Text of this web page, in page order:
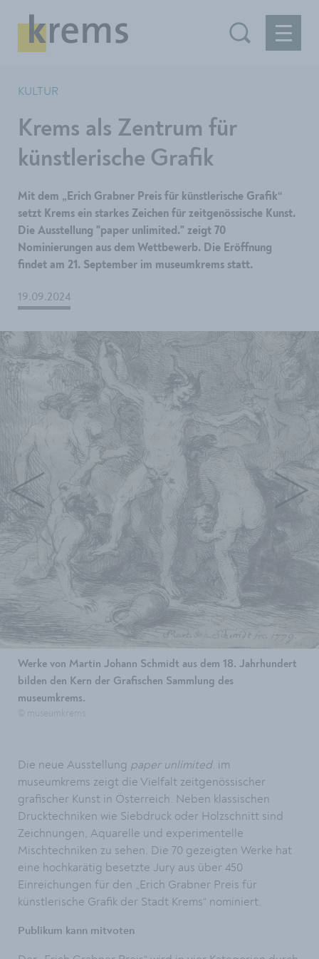
KULTUR
Krems als Zentrum für
künstlerische Grafik
Mit dem „Erich Grabner Preis für künstlerische Grafik“
setzt Krems ein starkes Zeichen für zeitgenössische Kunst.
Die Ausstellung "paper unlimited." zeigt 70
Nominierungen aus dem Wettbewerb. Die Eröffnung
findet am 21. September im museumkrems statt.
19.09.2024
Werke von Martin Johann Schmidt aus dem 18. Jahrhundert
bilden den Kern der Grafischen Sammlung des
museumkrems.
Die neue Ausstellung paper unlimited. im
museumkrems zeigt die Vielfalt zeitgenössischer
grafischer Kunst in Österreich. Neben klassischen
Drucktechniken wie Siebdruck oder Holzschnitt sind
Zeichnungen, Aquarelle und experimentelle
Mischtechniken zu sehen. Die 70 gezeigten Werke hat
eine hochkarätig besetzte Jury aus über 450
Einreichungen für den „Erich Grabner Preis für
künstlerische Grafik der Stadt Krems“ nominiert.
Publikum kann mitvoten